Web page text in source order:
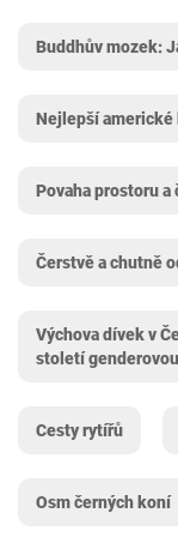
Buddhův mozek:
Nejlepší
Povaha prostoru a
Čerstvě a chutně
Výchova dívek v
století
Cesty rytířů
Osm černých koní